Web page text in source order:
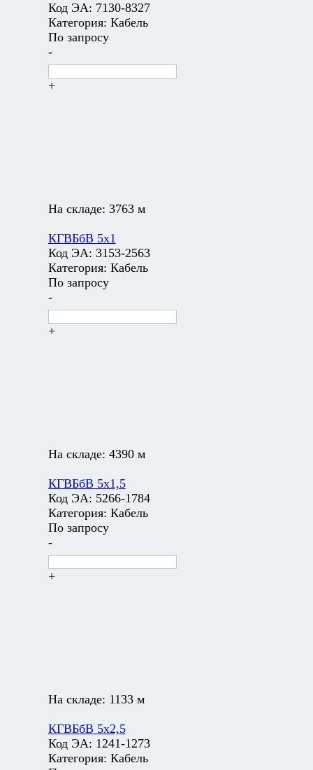
Код ЭА: 7130-8327
Категория: Кабель
По запросу
-
+
На складе: 3763 м
КГВБбВ 5х1
Код ЭА: 3153-2563
Категория: Кабель
По запросу
-
+
На складе: 4390 м
КГВБбВ 5х1,5
Код ЭА: 5266-1784
Категория: Кабель
По запросу
-
+
На складе: 1133 м
КГВБбВ 5х2,5
Код ЭА: 1241-1273
Категория: Кабель